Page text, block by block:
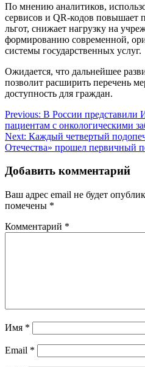
По мнению аналитиков,
сервисов и QR-кодов повышает
льгот, снижает нагрузку на
формированию современной,
системы государственных услуг.
Ожидается, что дальнейшее
позволит расширить перечень
доступность для граждан.
Навигация
по
записям
Previous: В России представили
пациентам с онкологическими
Next: Каждый четвертый
Отечества» прошел первичный
Добавить комментарий
Ваш адрес email не будет
помечены *
Комментарий *
Имя *
Email *